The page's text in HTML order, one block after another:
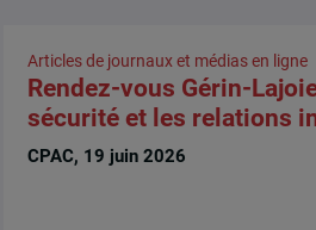
Articles de journaux et médias en ligne
Rendez-vous Gérin-
sécurité et les relations
CPAC, 19 juin 2026